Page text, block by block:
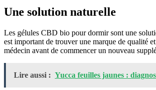
Une solution naturelle
Les gélules CBD bio pour dormir sont une
est important de trouver une marque de qualité
médecin avant de commencer un nouveau
Lire aussi : Yucca feuilles jaunes :